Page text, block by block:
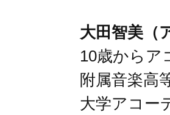
大田智美（
10歳からア
附属音楽高
大学アコー